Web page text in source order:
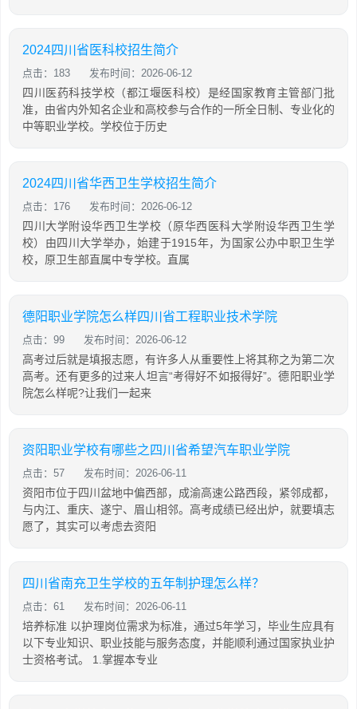
2024四川省医科校招生简介
点击：183 发布时间：2026-06-12
四川医药科技学校（都江堰医科校）是经国家教育主管部门批
准，由省内外知名企业和高校参与合作的一所全日制、专业化的
中等职业学校。学校位于历史
2024四川省华西卫生学校招生简介
点击：176 发布时间：2026-06-12
四川大学附设华西卫生学校（原华西医科大学附设华西卫生学
校）由四川大学举办，始建于1915年，为国家公办中职卫生学
校，原卫生部直属中专学校。直属
德阳职业学院怎么样四川省工程职业技术学院
点击：99 发布时间：2026-06-12
高考过后就是填报志愿，有许多人从重要性上将其称之为第二次
高考。还有更多的过来人坦言“考得好不如报得好”。德阳职业学
院怎么样呢?让我们一起来
资阳职业学校有哪些之四川省希望汽车职业学院
点击：57 发布时间：2026-06-11
资阳市位于四川盆地中偏西部，成渝高速公路西段，紧邻成都，
与内江、重庆、遂宁、眉山相邻。高考成绩已经出炉，就要填志
愿了，其实可以考虑去资阳
四川省南充卫生学校的五年制护理怎么样？
点击：61 发布时间：2026-06-11
培养标准 以护理岗位需求为标准，通过5年学习，毕业生应具有
以下专业知识、职业技能与服务态度，并能顺利通过国家执业护
士资格考试。 1.掌握本专业